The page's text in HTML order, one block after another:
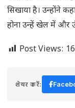
सिखाया है। उन्होंने कहा
होना उन्हें खेल में और
Post Views:
शेयर करें: